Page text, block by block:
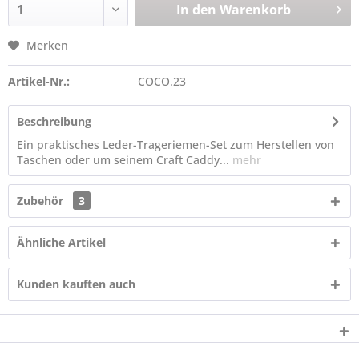
In den Warenkorb
Merken
Artikel-Nr.: COCO.23
Beschreibung
Ein praktisches Leder-Trageriemen-Set zum Herstellen von
Taschen oder um seinem Craft Caddy... mehr
Zubehör 3
Ähnliche Artikel
Kunden kauften auch